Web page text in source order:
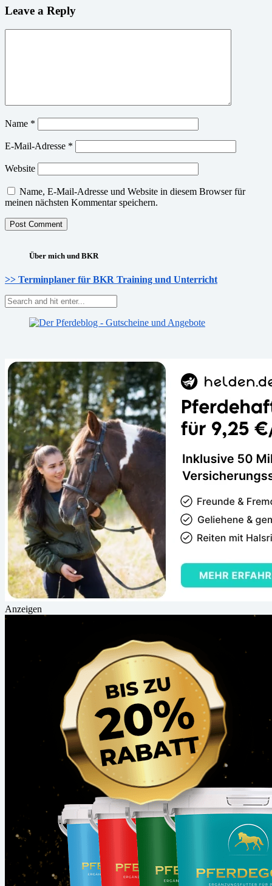
Leave a Reply
Name *
E-Mail-Adresse *
Website
Name, E-Mail-Adresse und Website in diesem Browser für
meinen nächsten Kommentar speichern.
Über mich und BKR
>> Terminplaner für BKR Training und Unterricht
Anzeigen